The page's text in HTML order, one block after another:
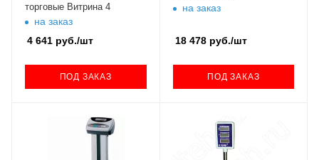
торговые Витрина 4
на заказ
4 641 руб./шт
ПОД ЗАКАЗ
на заказ
18 478руб./шт
ПОД ЗАКАЗ